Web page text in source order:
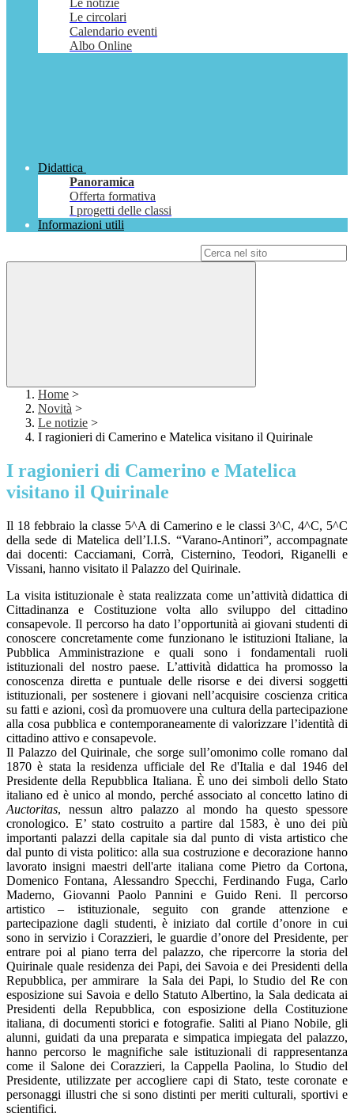
Le notizie
Le circolari
Calendario eventi
Albo Online
Didattica
Panoramica
Offerta formativa
I progetti delle classi
Informazioni utili
Home >
Novità >
Le notizie >
I ragionieri di Camerino e Matelica visitano il Quirinale
I ragionieri di Camerino e Matelica
visitano il Quirinale
Il 18 febbraio la classe 5^A di Camerino e le classi 3^C, 4^C, 5^C
della sede di Matelica dell’I.I.S. “Varano-Antinori”, accompagnate
dai docenti: Cacciamani, Corrà, Cisternino, Teodori, Riganelli e
Vissani, hanno visitato il Palazzo del Quirinale.
La visita istituzionale è stata realizzata come un’attività didattica di
Cittadinanza e Costituzione volta allo sviluppo del cittadino
consapevole. Il percorso ha dato l’opportunità ai giovani studenti di
conoscere concretamente come funzionano le istituzioni Italiane, la
Pubblica Amministrazione e quali sono i fondamentali ruoli
istituzionali del nostro paese. L’attività didattica ha promosso la
conoscenza diretta e puntuale delle risorse e dei diversi soggetti
istituzionali, per sostenere i giovani nell’acquisire coscienza critica
su fatti e azioni, così da promuovere una cultura della partecipazione
alla cosa pubblica e contemporaneamente di valorizzare l’identità di
cittadino attivo e consapevole.
Il Palazzo del Quirinale, che sorge sull’omonimo colle romano dal
1870 è stata la residenza ufficiale del Re d'Italia e dal 1946 del
Presidente della Repubblica Italiana. È uno dei simboli dello Stato
italiano ed è unico al mondo, perché associato al concetto latino di
Auctoritas, nessun altro palazzo al mondo ha questo spessore
cronologico. E’ stato costruito a partire dal 1583, è uno dei più
importanti palazzi della capitale sia dal punto di vista artistico che
dal punto di vista politico: alla sua costruzione e decorazione hanno
lavorato insigni maestri dell'arte italiana come Pietro da Cortona,
Domenico Fontana, Alessandro Specchi, Ferdinando Fuga, Carlo
Maderno, Giovanni Paolo Pannini e Guido Reni. Il percorso
artistico – istituzionale, seguito con grande attenzione e
partecipazione dagli studenti, è iniziato dal cortile d’onore in cui
sono in servizio i Corazzieri, le guardie d’onore del Presidente, per
entrare poi al piano terra del palazzo, che ripercorre la storia del
Quirinale quale residenza dei Papi, dei Savoia e dei Presidenti della
Repubblica, per ammirare
la Sala dei Papi, lo Studio del Re con
esposizione sui Savoia e dello Statuto Albertino, la Sala dedicata ai
Presidenti della Repubblica, con esposizione della Costituzione
italiana, di documenti storici e fotografie. Saliti al Piano Nobile, gli
alunni, guidati da una preparata e simpatica impiegata del palazzo,
hanno percorso le magnifiche sale istituzionali di rappresentanza
come il Salone dei Corazzieri, la Cappella Paolina, lo Studio del
Presidente, utilizzate per accogliere capi di Stato, teste coronate e
personaggi illustri che si sono distinti per meriti culturali, sportivi e
scientifici.